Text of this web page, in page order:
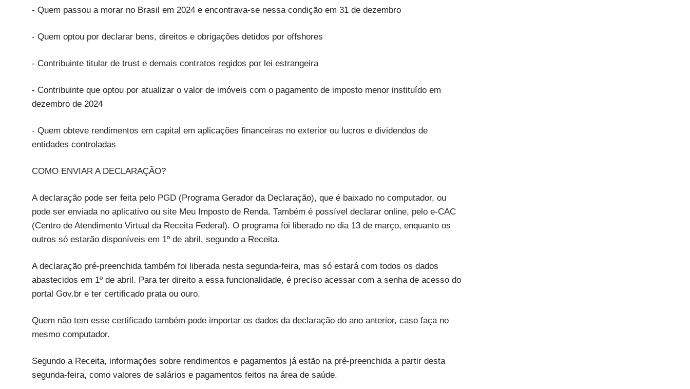
- Quem passou a morar no Brasil em 2024 e encontrava-se nessa condição em 31 de dezembro
- Quem optou por declarar bens, direitos e obrigações detidos por offshores
- Contribuinte titular de trust e demais contratos regidos por lei estrangeira
- Contribuinte que optou por atualizar o valor de imóveis com o pagamento de imposto menor instituído em
dezembro de 2024
- Quem obteve rendimentos em capital em aplicações financeiras no exterior ou lucros e dividendos de
entidades controladas
COMO ENVIAR A DECLARAÇÃO?
A declaração pode ser feita pelo PGD (Programa Gerador da Declaração), que é baixado no computador, ou
pode ser enviada no aplicativo ou site Meu Imposto de Renda. Também é possível declarar online, pelo e-CAC
(Centro de Atendimento Virtual da Receita Federal). O programa foi liberado no dia 13 de março, enquanto os
outros só estarão disponíveis em 1º de abril, segundo a Receita.
A declaração pré-preenchida também foi liberada nesta segunda-feira, mas só estará com todos os dados
abastecidos em 1º de abril. Para ter direito a essa funcionalidade, é preciso acessar com a senha de acesso do
portal Gov.br e ter certificado prata ou ouro.
Quem não tem esse certificado também pode importar os dados da declaração do ano anterior, caso faça no
mesmo computador.
Segundo a Receita, informações sobre rendimentos e pagamentos já estão na pré-preenchida a partir desta
segunda-feira, como valores de salários e pagamentos feitos na área de saúde.